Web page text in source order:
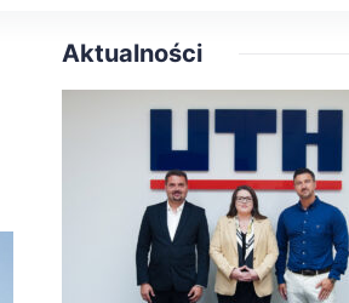
Aktualności